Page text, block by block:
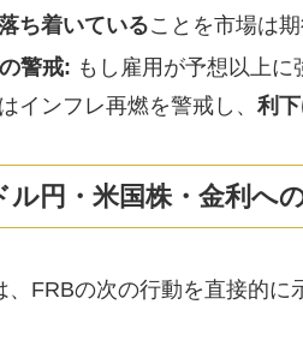
ち着いていることを市場は期
警戒: もし雇用が予想以上に
インフレ再燃を警戒し、 利
ル円・米国株・金利へ
、FRBの次の行動を直接的